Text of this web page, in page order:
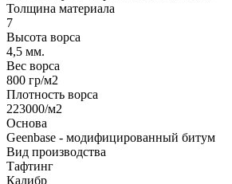
Толщина материала
7
Высота ворса
4,5 мм.
Вес ворса
800 гр/м2
Плотность ворса
223000/м2
Основа
Geenbase - модифицированный битум
Вид производства
Тафтинг
Калибр